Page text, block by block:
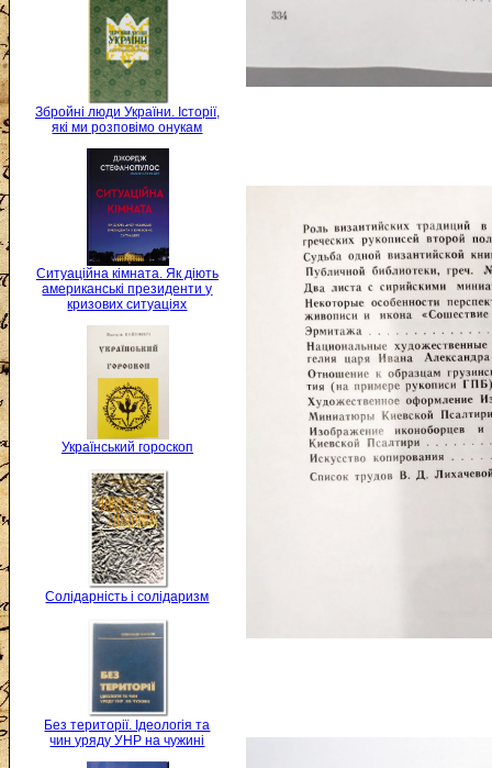
Збройні люди України. Історії,
які ми розповімо онукам
Ситуаційна кімната. Як діють
американські президенти у
кризових ситуаціях
Український гороскоп
Солідарність і солідаризм
Без території. Ідеологія та
чин уряду УНР на чужині